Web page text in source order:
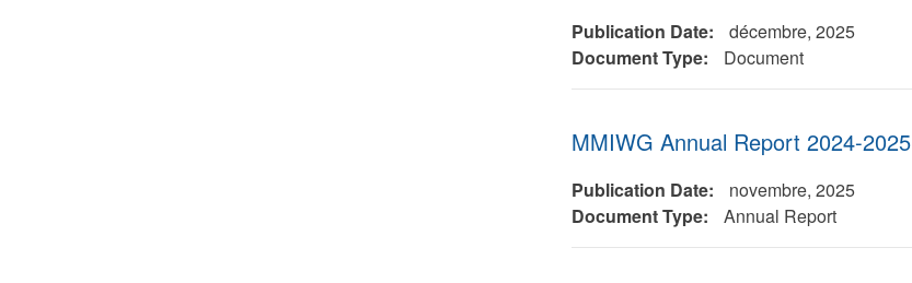
Publication Date:
décembre, 2025
Document Type:
Document
MMIWG Annual Report 2024-2025
Publication Date:
novembre, 2025
Document Type:
Annual Report